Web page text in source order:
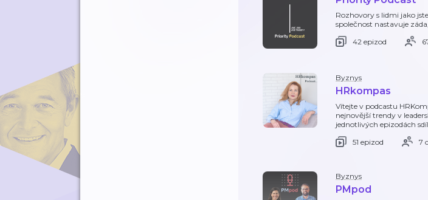
Rozhovory s lidmi jako
společnost nastavuje
42 epizod
Byznys
HRkompas
Vítejte v podcastu
nejnovější trendy v
jednotlivých epizodách
51 epizod
7
Byznys
PMpod